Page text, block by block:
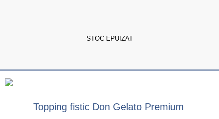
STOC EPUIZAT
Topping fistic Don Gelato Premium